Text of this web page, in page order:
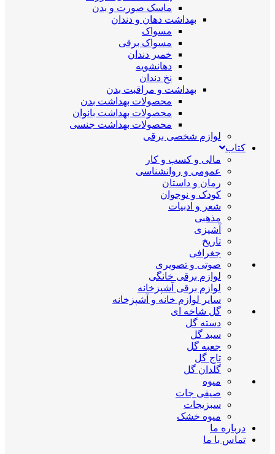
ماسک صورت و بدن
بهداشت دهان و دندان
مسواک
مسواک برقی
خمیر دندان
دهانشویه
نخ دندان
بهداشت و مراقبت بدن
محصولات بهداشت بدن
محصولات بهداشت بانوان
محصولات بهداشت جنسی
لوازم شخصی برقی
کتاب
مالی و کسب و کار
عمومی و روانشناسی
رمان و داستان
کودک و نوجوان
شعر و ادبیات
مذهبی
آشپزی
تاریخ
جغرافی
صوتی و تصویری
لوازم برقی خانگی
لوازم برقی آشپزخانه
سایر لوازم خانه و آشپزخانه
گل شاخه ای
دسته گل
سبد گل
جعبه گل
تاج گل
گلدان گل
میوه
صیفی جات
سبزیجات
میوه خشک
درباره ما
تماس با ما